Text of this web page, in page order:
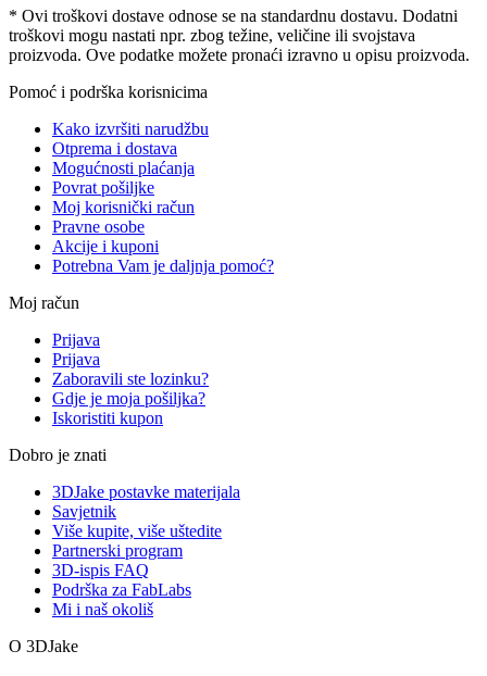
* Ovi troškovi dostave odnose se na standardnu ​​dostavu. Dodatni
troškovi mogu nastati npr. zbog težine, veličine ili svojstava
proizvoda. Ove podatke možete pronaći izravno u opisu proizvoda.
Pomoć i podrška korisnicima
Kako izvršiti narudžbu
Otprema i dostava
Mogućnosti plaćanja
Povrat pošiljke
Moj korisnički račun
Pravne osobe
Akcije i kuponi
Potrebna Vam je daljnja pomoć?
Moj račun
Prijava
Prijava
Zaboravili ste lozinku?
Gdje je moja pošiljka?
Iskoristiti kupon
Dobro je znati
3DJake postavke materijala
Savjetnik
Više kupite, više uštedite
Partnerski program
3D-ispis FAQ
Podrška za FabLabs
Mi i naš okoliš
O 3DJake